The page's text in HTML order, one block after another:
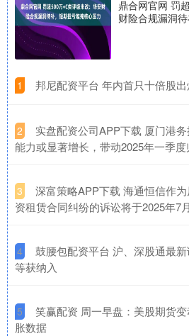
鼎合网官网 罚
财险合规漏洞
1 邦尼配资平台 年内首只十倍股
2
实盘配资公司APP下载 厦门港
能力或显著增长，带动2025年一季
3
深富策略APP下载 海通恒信作
资租赁合同纠纷的诉讼将于2025年7
4
鼓腰包配资平台 沪、深股通最
等获纳入
5
笑赢配资 周一早盘：美股期货
胀数据